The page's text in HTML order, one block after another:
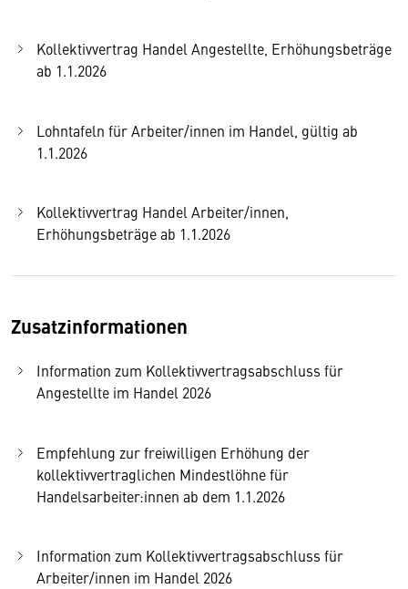
Kollektivvertrag Handel Angestellte, Erhöhungsbeträge
ab 1.1.2026
Lohntafeln für Arbeiter/innen im Handel, gültig ab
1.1.2026
Kollektivvertrag Handel Arbeiter/innen,
Erhöhungsbeträge ab 1.1.2026
Zusatzinformationen
Information zum Kollektivvertragsabschluss für
Angestellte im Handel 2026
Empfehlung zur freiwilligen Erhöhung der
kollektivvertraglichen Mindestlöhne für
Handelsarbeiter:innen ab dem 1.1.2026
Information zum Kollektivvertragsabschluss für
Arbeiter/innen im Handel 2026